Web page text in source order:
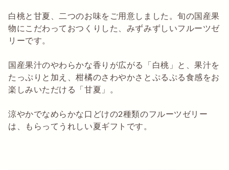
白桃と甘夏、二つのお味をご用意しました。旬の国産果
物にこだわっておつくりした、みずみずしいフルーツゼ
リーです。
国産果汁のやわらかな香りが広がる「白桃」と、果汁を
たっぷりと加え、柑橘のさわやかさとぷるぷる食感をお
楽しみいただける「甘夏」。
涼やかでなめらかな口どけの2種類のフルーツゼリー
は、もらってうれしい夏ギフトです。